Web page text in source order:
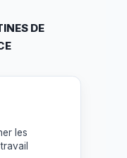
DE
les